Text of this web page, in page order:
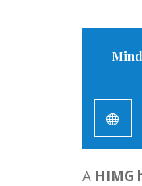
A HIMG